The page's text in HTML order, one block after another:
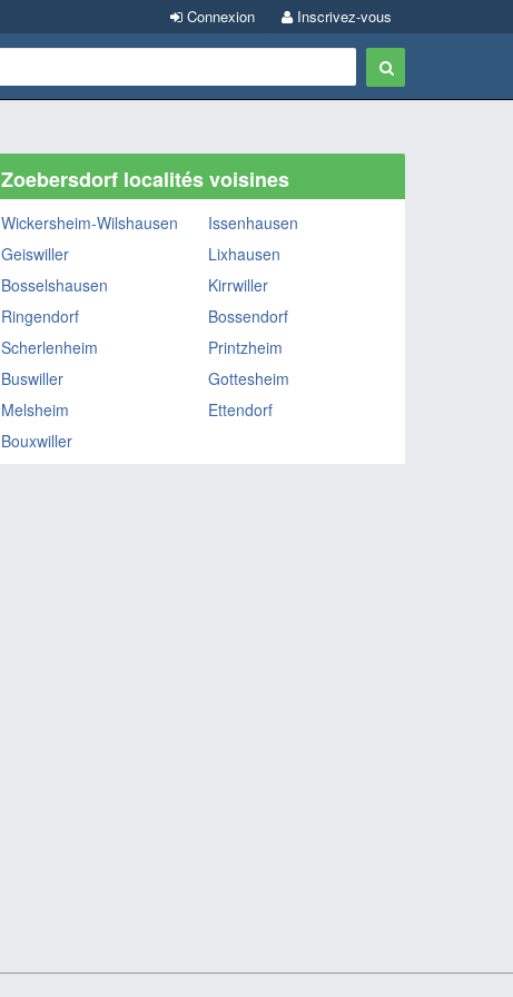
Inscrivez-vous
Connexion
Zoebersdorf localités voisines
Wickersheim-Wilshausen
Issenhausen
Geiswiller
Lixhausen
Bosselshausen
Kirrwiller
Ringendorf
Bossendorf
Scherlenheim
Printzheim
Buswiller
Gottesheim
Melsheim
Ettendorf
Bouxwiller